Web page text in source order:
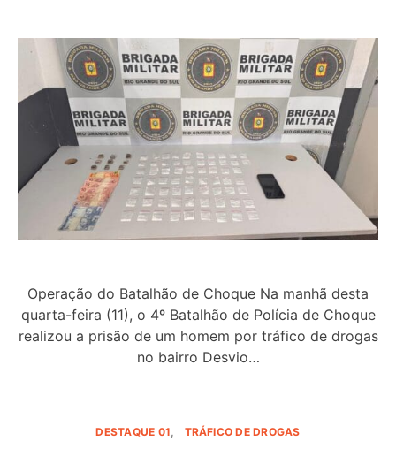
Operação do Batalhão de Choque Na manhã desta
quarta-feira (11), o 4º Batalhão de Polícia de Choque
realizou a prisão de um homem por tráfico de drogas
no bairro Desvio…
DESTAQUE 01 TRÁFICO DE DROGAS